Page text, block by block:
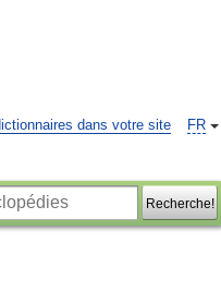
FR
dans votre site
Recherche!